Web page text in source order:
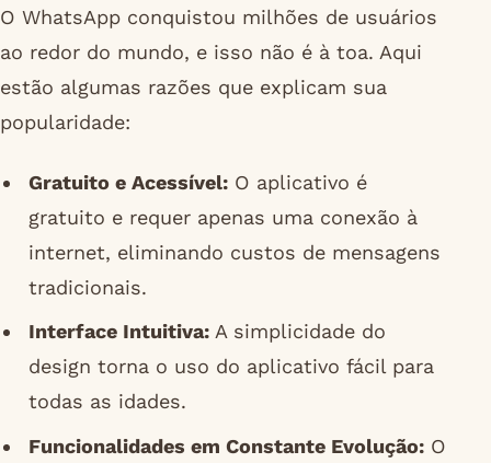
O WhatsApp conquistou milhões de usuários
ao redor do mundo, e isso não é à toa. Aqui
estão algumas razões que explicam sua
popularidade:
Gratuito e Acessível:O aplicativo é
gratuito e requer apenas uma conexão à
internet, eliminando custos de mensagens
tradicionais.
Interface Intuitiva:A simplicidade do
design torna o uso do aplicativo fácil para
todas as idades.
Funcionalidades em Constante Evolução:O